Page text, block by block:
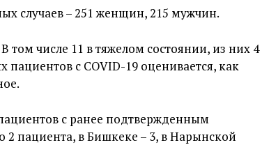
случаев – 251 женщин, 215 мужчин.
том числе 11 в тяжелом состоянии, из них 4
с COVID-19 оценивается, как
с ранее подтвержденным
пациента, в Бишкеке – 3, в Нарынской